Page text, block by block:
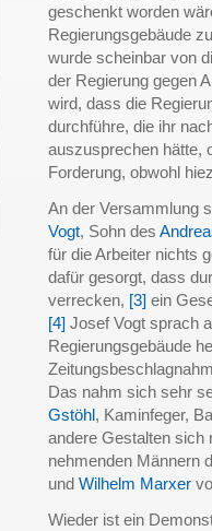
geschenkt worden
Regierungsgebäude
wurde scheinbar von
der Regierung gegen
wird, dass die
durchführe, die ihr
auszusprechen hätte,
Forderung, obwohl
An der Versammlung
Vogt, Sohn des
für die Arbeiter nichts
dafür gesorgt, dass
verrecken, [3] ein
[4] Josef Vogt sprach
Regierungsgebäude
Das nahm sich sehr
Gstöhl, Kaminfeger,
andere Gestalten sich
nehmenden Männern
und Wilhelm Marxer
Wieder ist ein